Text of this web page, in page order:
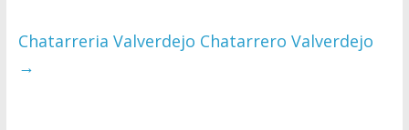
Chatarreria Valverdejo Chatarrero Valverdejo
→